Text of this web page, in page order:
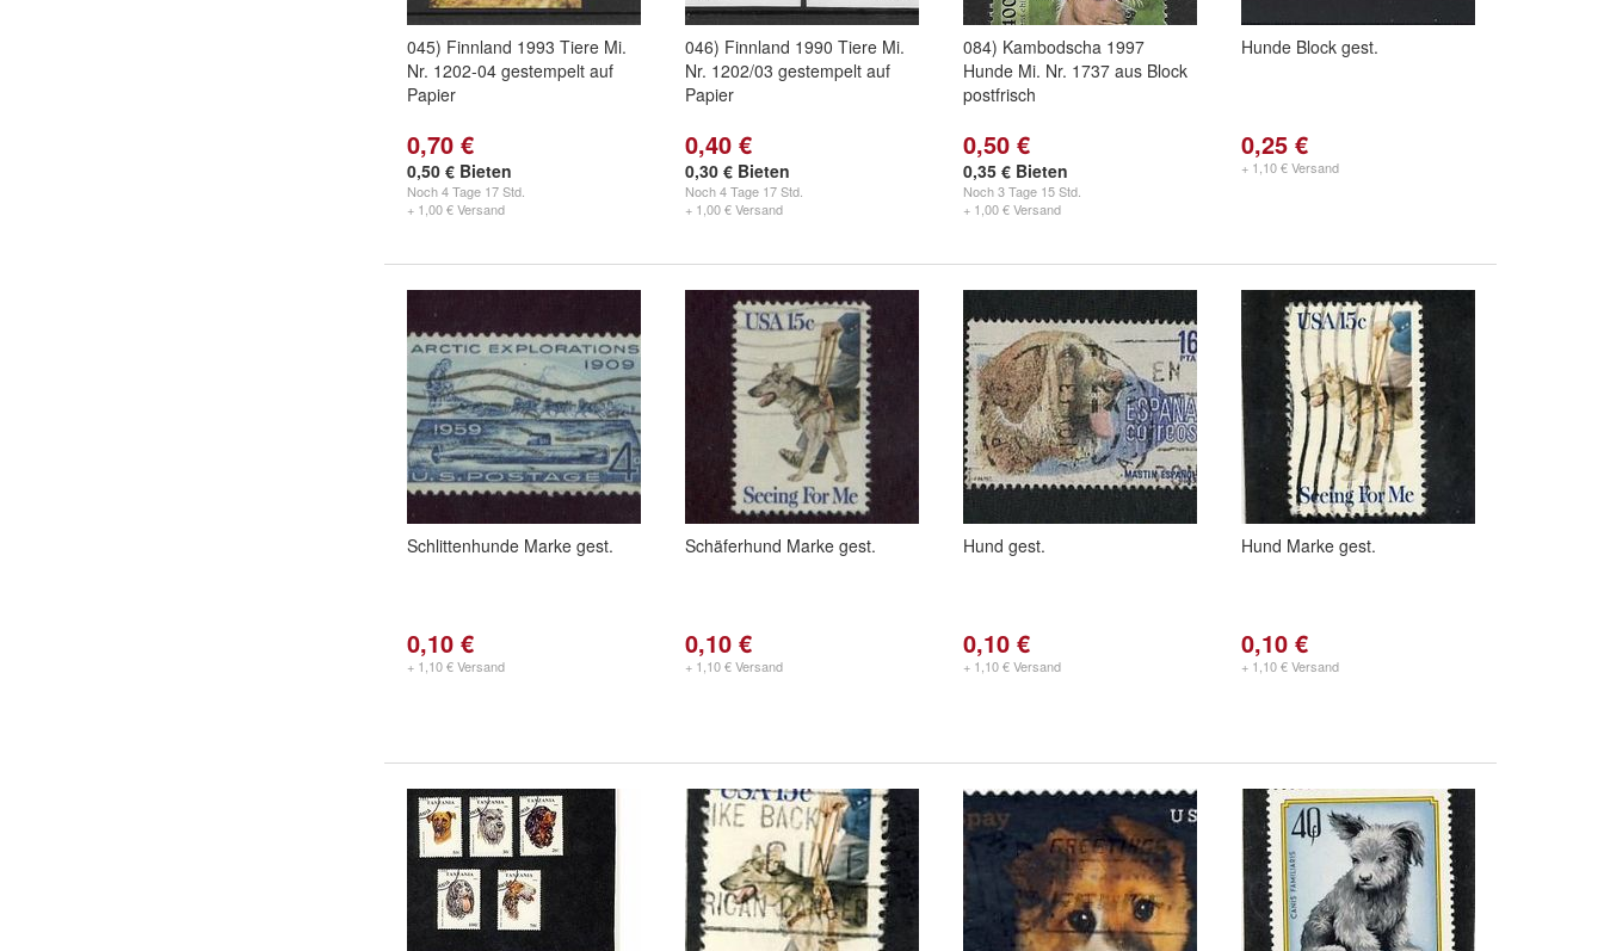
045) Finnland 1993 Tiere Mi.
Nr. 1202-04 gestempelt auf
Papier
0,70 €
0,50 € Bieten
Noch4 Tage 17 Std.
+ 1,00 € Versand
046) Finnland 1990 Tiere Mi.
Nr. 1202/03 gestempelt auf
Papier
0,40 €
0,30 € Bieten
Noch4 Tage 17 Std.
+ 1,00 € Versand
084) Kambodscha 1997
Hunde Mi. Nr. 1737 aus Block
postfrisch
0,50 €
0,35 € Bieten
Noch3 Tage 15 Std.
+ 1,00 € Versand
Hunde Block gest.
0,25 €
+ 1,10 € Versand
Schlittenhunde Marke gest.
0,10 €
+ 1,10 € Versand
Schäferhund Marke gest.
0,10 €
+ 1,10 € Versand
Hund gest.
0,10 €
+ 1,10 € Versand
Hund Marke gest.
0,10 €
+ 1,10 € Versand